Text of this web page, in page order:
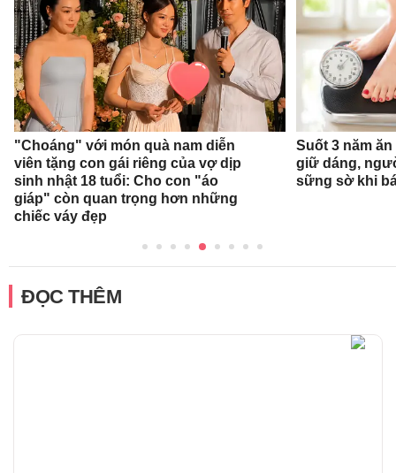
"Choáng" với món quà nam diễn
viên tặng con gái riêng của vợ dịp
sinh nhật 18 tuổi: Cho con "áo
giáp" còn quan trọng hơn những
chiếc váy đẹp
Suốt 3 năm
giữ dáng,
sững sờ khi
ĐỌC THÊM